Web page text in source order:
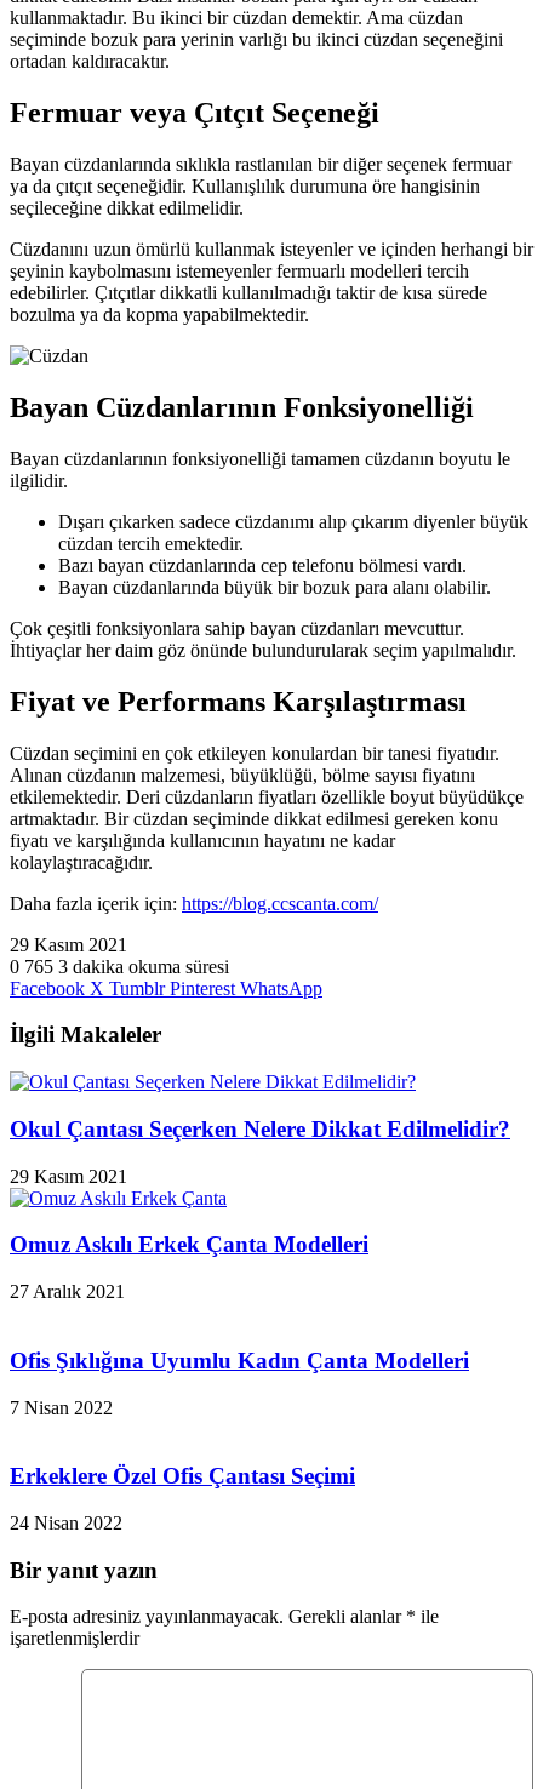
kullanmaktadır. Bu ikinci bir cüzdan demektir. Ama cüzdan
seçiminde bozuk para yerinin varlığı bu ikinci cüzdan seçeneğini
ortadan kaldıracaktır.
Fermuar veya Çıtçıt Seçeneği
Bayan cüzdanlarında sıklıkla rastlanılan bir diğer seçenek fermuar
ya da çıtçıt seçeneğidir. Kullanışlılık durumuna öre hangisinin
seçileceğine dikkat edilmelidir.
Cüzdanını uzun ömürlü kullanmak isteyenler ve içinden herhangi bir
şeyinin kaybolmasını istemeyenler fermuarlı modelleri tercih
edebilirler. Çıtçıtlar dikkatli kullanılmadığı taktir de kısa sürede
bozulma ya da kopma yapabilmektedir.
Bayan Cüzdanlarının Fonksiyonelliği
Bayan cüzdanlarının fonksiyonelliği tamamen cüzdanın boyutu le
ilgilidir.
Dışarı çıkarken sadece cüzdanımı alıp çıkarım diyenler büyük
cüzdan tercih emektedir.
Bazı bayan cüzdanlarında cep telefonu bölmesi vardı.
Bayan cüzdanlarında büyük bir bozuk para alanı olabilir.
Çok çeşitli fonksiyonlara sahip bayan cüzdanları mevcuttur.
İhtiyaçlar her daim göz önünde bulundurularak seçim yapılmalıdır.
Fiyat ve Performans Karşılaştırması
Cüzdan seçimini en çok etkileyen konulardan bir tanesi fiyatıdır.
Alınan cüzdanın malzemesi, büyüklüğü, bölme sayısı fiyatını
etkilemektedir. Deri cüzdanların fiyatları özellikle boyut büyüdükçe
artmaktadır. Bir cüzdan seçiminde dikkat edilmesi gereken konu
fiyatı ve karşılığında kullanıcının hayatını ne kadar
kolaylaştıracağıdır.
Daha fazla içerik için: https://blog.ccscanta.com/
29 Kasım 2021
0 765 3 dakika okuma süresi
Facebook X Tumblr Pinterest WhatsApp
İlgili Makaleler
Okul Çantası Seçerken Nelere Dikkat Edilmelidir?
29 Kasım 2021
Omuz Askılı Erkek Çanta Modelleri
27 Aralık 2021
Ofis Şıklığına Uyumlu Kadın Çanta Modelleri
7 Nisan 2022
Erkeklere Özel Ofis Çantası Seçimi
24 Nisan 2022
Bir yanıt yazın
E-posta adresiniz yayınlanmayacak. Gerekli alanlar * ile
işaretlenmişlerdir